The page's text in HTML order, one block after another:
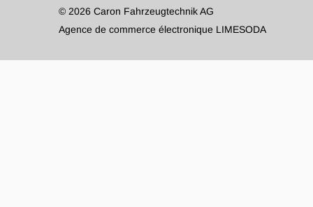
© 2026 Caron Fahrzeugtechnik AG
Agence de commerce électronique LIMESODA